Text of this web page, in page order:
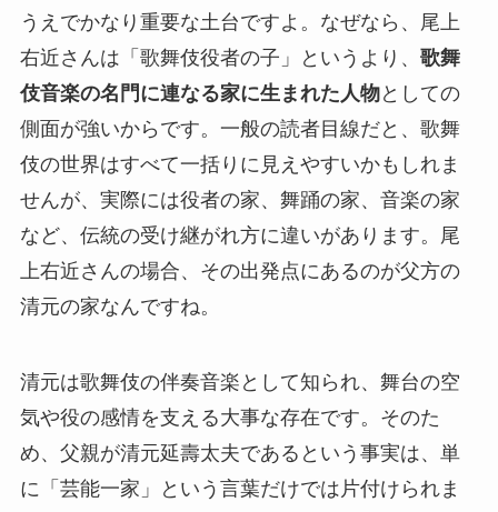
うえでかなり重要な土台ですよ。なぜなら、尾上
右近さんは「歌舞伎役者の子」というより、 歌舞
伎音楽の名門に連なる家に生まれた人物としての
側面が強いからです。一般の読者目線だと、歌舞
伎の世界はすべて一括りに見えやすいかもしれま
せんが、実際には役者の家、舞踊の家、音楽の家
など、伝統の受け継がれ方に違いがあります。尾
上右近さんの場合、その出発点にあるのが父方の
清元の家なんですね。
清元は歌舞伎の伴奏音楽として知られ、舞台の空
気や役の感情を支える大事な存在です。そのた
め、父親が清元延壽太夫であるという事実は、単
に「芸能一家」という言葉だけでは片付けられま